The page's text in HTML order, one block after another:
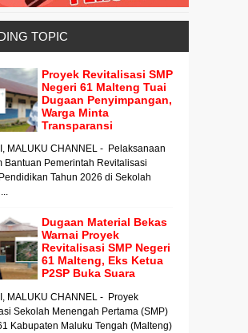
TOPIC
Proyek Revitalisasi SMP
Negeri 61 Malteng Tuai
Dugaan Penyimpangan,
Warga Minta
Transparansi
MALUKU CHANNEL - Pelaksanaan
Bantuan Pemerintah Revitalisasi
Tahun 2026 di Sekolah
Dugaan Material Bekas
Warnai Proyek
Revitalisasi SMP Negeri
61 Malteng, Eks Ketua
P2SP Buka Suara
MALUKU CHANNEL - Proyek
Sekolah Menengah Pertama (SMP)
Kabupaten Maluku Tengah (Malteng)